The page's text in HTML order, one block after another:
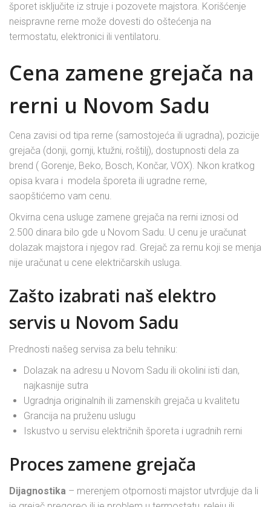
šporet isključite iz struje i pozovete majstora. Korišćenje
neispravne rerne može dovesti do oštećenja na
termostatu, elektronici ili ventilatoru.
Cena zamene grejača na
rerni u Novom Sadu
Cena zavisi od tipa rerne (samostojeća ili ugradna), pozicije
grejača (donji, gornji, ktužni, roštilj), dostupnosti dela za
brend ( Gorenje, Beko, Bosch, Končar, VOX). Nkon kratkog
opisa kvara i modela šporeta ili ugradne rerne,
saopštićemo vam cenu.
Okvirna cena usluge zamene grejača na rerni iznosi od
2.500 dinara bilo gde u Novom Sadu. U cenu je uračunat
dolazak majstora i njegov rad. Grejač za rernu koji se menja
nije uračunat u cene električarskih usluga.
Zašto izabrati naš elektro
servis u Novom Sadu
Prednosti našeg servisa za belu tehniku:
Dolazak na adresu u Novom Sadu ili okolini isti dan,
najkasnije sutra
Ugradnja originalnih ili zamenskih grejača u kvalitetu
Grancija na pruženu uslugu
Iskustvo u servisu električnih šporeta i ugradnih rerni
Proces zamene grejača
Dijagnostika – merenjem otpornosti majstor utvrdjuje da li